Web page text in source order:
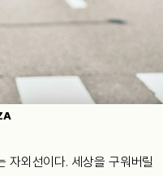
자외선이다. 세상을 구워버릴